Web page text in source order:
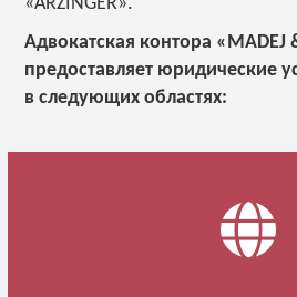
Адвокатская контора «MADEJ
предоставляет юридические
в следующих областях: